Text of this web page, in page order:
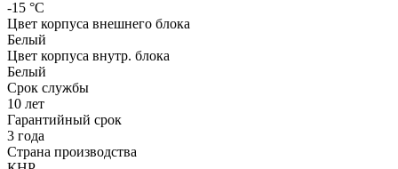
-15 °С
Цвет корпуса внешнего блока
Белый
Цвет корпуса внутр. блока
Белый
Срок службы
10 лет
Гарантийный срок
3 года
Страна производства